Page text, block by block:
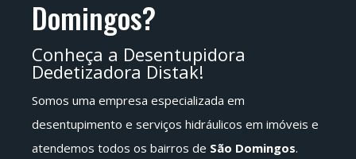
Domingos?
Conheça a Desentupidora
Dedetizadora Distak!
Somos uma empresa especializada em
desentupimento e serviços hidráulicos em imóveis e
atendemos todos os bairros de São Domingos.